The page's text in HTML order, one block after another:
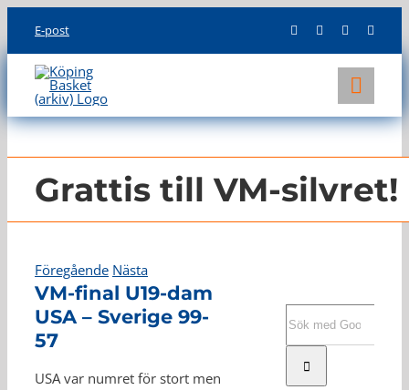
content
E-post
KLUBBEN
LAG
INFO
Grattis till VM-silvret!
Föregående Nästa
VM-final U19-dam
USA – Sverige 99-
57
USA var numret för stort men